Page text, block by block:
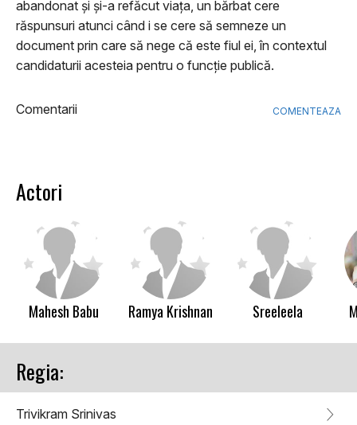
abandonat și și-a refăcut viața, un bărbat cere
răspunsuri atunci când i se cere să semneze un
document prin care să nege că este fiul ei, în contextul
candidaturii acesteia pentru o funcție publică.
Comentarii COMENTEAZA
Actori
Mahesh Babu Ramya Krishnan Sreeleela
Regia:
Trivikram Srinivas